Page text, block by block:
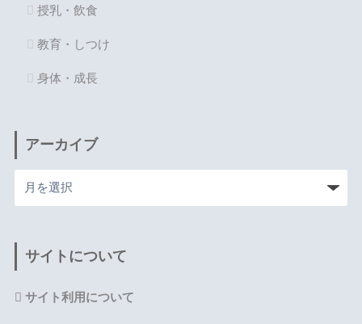
授乳・飲食
教育・しつけ
身体・成長
アーカイブ
サイトについて
サイト利用について